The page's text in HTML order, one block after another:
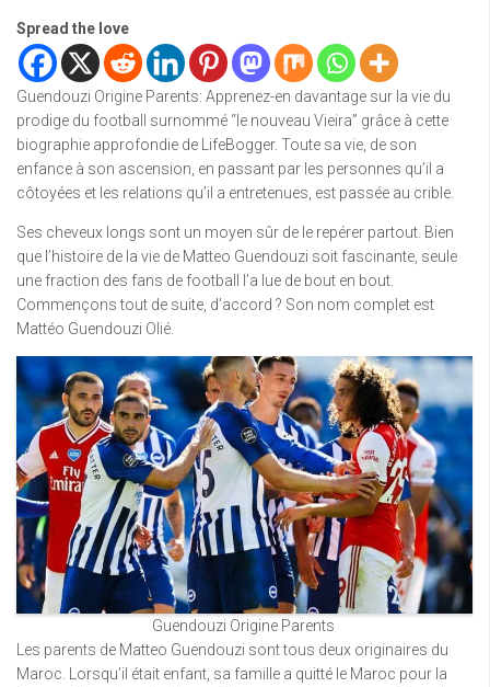
Spread the love
Guendouzi Origine Parents: Apprenez-en davantage sur la vie du
prodige du football surnommé “le nouveau Vieira” grâce à cette
biographie approfondie de LifeBogger. Toute sa vie, de son
enfance à son ascension, en passant par les personnes qu’il a
côtoyées et les relations qu’il a entretenues, est passée au crible.
Ses cheveux longs sont un moyen sûr de le repérer partout. Bien
que l’histoire de la vie de Matteo Guendouzi soit fascinante, seule
une fraction des fans de football l’a lue de bout en bout.
Commençons tout de suite, d’accord ? Son nom complet est
Mattéo Guendouzi Olié.
Guendouzi Origine Parents
Les parents de Matteo Guendouzi sont tous deux originaires du
Maroc. Lorsqu’il était enfant, sa famille a quitté le Maroc pour la